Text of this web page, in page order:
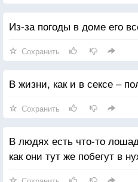
Из-за погоды в доме его
Сохранить
В жизни, как и в сексе –
Сохранить
В людях есть что-то
как они тут же побегут в